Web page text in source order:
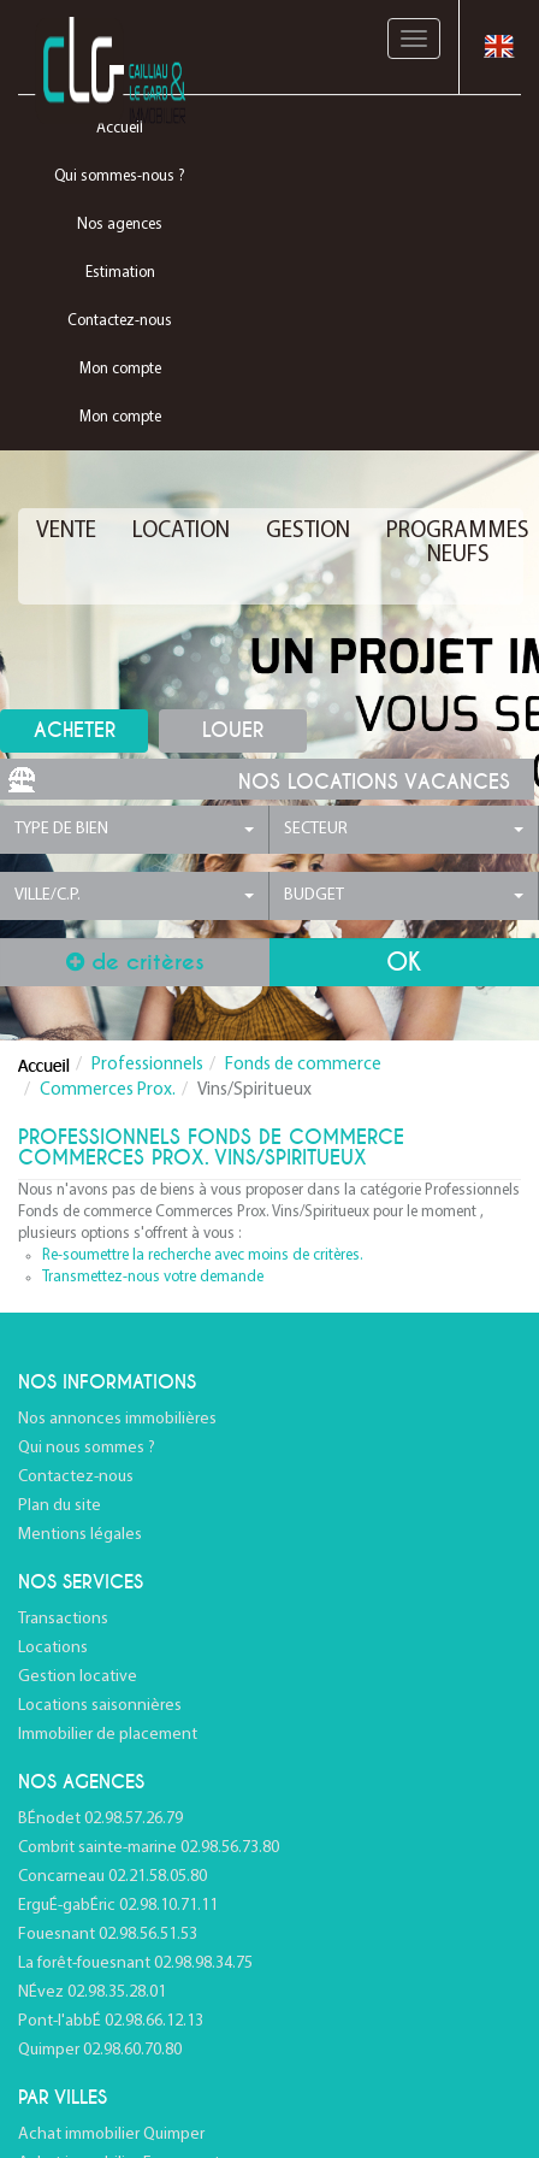
Toggle
Accueil
Qui sommes-nous ?
Nos agences
Estimation
Contactez-nous
Mon compte
Mon compte
VENTE LOCATION GESTION
PROGRAMMES
NEUFS
ACHETER LOUER
NOS LOCATIONS VACANCES
TYPE DE BIEN SECTEUR
VILLE/C.P. BUDGET
de critères
Professionnels
Fonds de commerce
Commerces Prox.
Vins/Spiritueux
PROFESSIONNELS FONDS DE COMMERCE
COMMERCES PROX. VINS/SPIRITUEUX
Nous n'avons pas de biens à vous proposer dans la catégorie Professionnels
Fonds de commerce Commerces Prox. Vins/Spiritueux pour le moment ,
plusieurs options s'offrent à vous :
Re-soumettre la recherche avec moins de critères.
Transmettez-nous votre demande
NOS INFORMATIONS
Nos annonces immobilières
Qui nous sommes ?
Contactez-nous
Plan du site
Mentions légales
NOS SERVICES
Transactions
Locations
Gestion locative
Locations saisonnières
Immobilier de placement
NOS AGENCES
BÉnodet 02.98.57.26.79
Combrit sainte-marine 02.98.56.73.80
Concarneau 02.21.58.05.80
ErguÉ-gabÉric 02.98.10.71.11
Fouesnant 02.98.56.51.53
La forêt-fouesnant 02.98.98.34.75
NÉvez 02.98.35.28.01
Pont-l'abbÉ 02.98.66.12.13
Quimper 02.98.60.70.80
PAR VILLES
Achat immobilier Quimper